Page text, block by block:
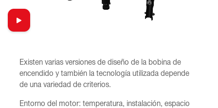
Existen varias versiones de diseño de la bobina de
encendido y también la tecnología utilizada depende
de una variedad de criterios.
Entorno del motor: temperatura, instalación, espacio